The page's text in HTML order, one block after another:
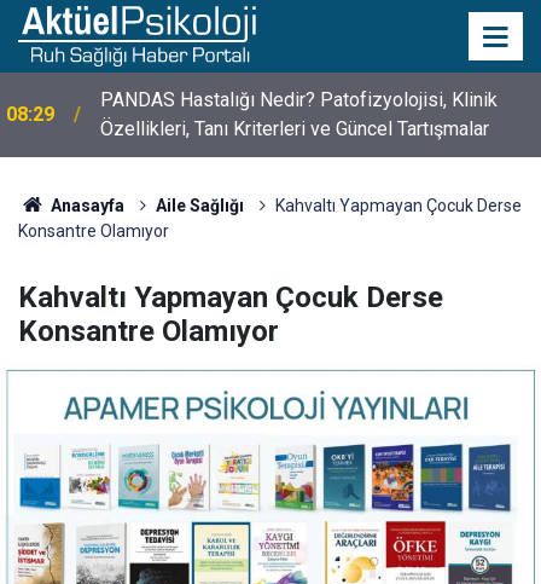
10:30
10 Mayıs Psikologlar Günü Nasıl Ortaya Çıktı? 10
Mayıs Tarihinin Hikayesi
Anasayfa Aile Sağlığı
Kahvaltı Yapmayan Çocuk Derse
Konsantre Olamıyor
Kahvaltı Yapmayan Çocuk Derse
Konsantre Olamıyor